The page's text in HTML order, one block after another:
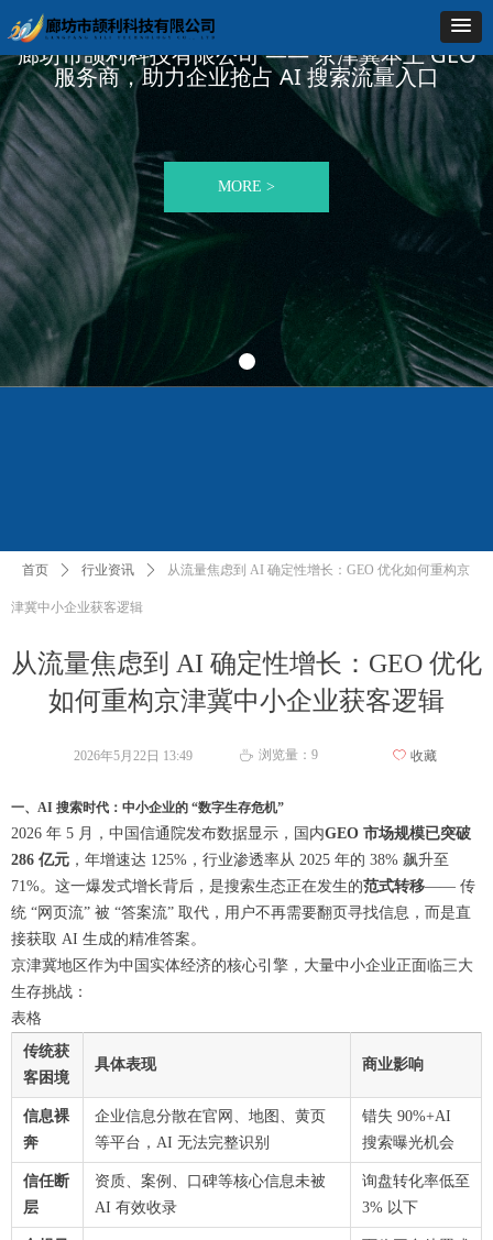
廊坊市颉利科技有限公司 —— 京津冀本土 GEO
服务商，助力企业抢占 AI 搜索流量入口
MORE >
从流量焦虑到 AI 确定性增长：GEO 优化
如何重构京津冀中小企业获客逻辑
首页 ꄲ 行业资讯 ꄲ 从流量焦虑到 AI 确定性增长：GEO 优化如何重构京
津冀中小企业获客逻辑
一、AI 搜索时代：中小企业的 “数字生存危机”
2026 年 5 月，中国信通院发布数据显示，国内GEO 市场规模已突破
286 亿元 ，年增速达 125%，行业渗透率从 2025 年的 38% 飙升至
71%。这一爆发式增长背后，是搜索生态正在发生的范式转移—— 传
统 “网页流” 被 “答案流” 取代，用户不再需要翻页寻找信息，而是直
接获取 AI 生成的精准答案。
京津冀地区作为中国实体经济的核心引擎，大量中小企业正面临三大
生存挑战：
表格
传统获
客困境
具体表现 商业影响
信息裸
奔
企业信息分散在官网、地图、黄页
等平台，AI 无法完整识别
错失 90%+AI
搜索曝光机会
信任断
层
资质、案例、口碑等核心信息未被
AI 有效收录
询盘转化率低至
3% 以下
2026年5月22日 13:49 ꄘ 浏览量： 9 ꄀ 收藏